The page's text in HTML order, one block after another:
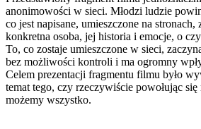
anonimowości w sieci. Młodzi ludzie
co jest napisane, umieszczone na stronach,
konkretna osoba, jej historia i emocje, o
To, co zostaje umieszczone w sieci,
bez możliwości kontroli i ma ogromny
Celem prezentacji fragmentu filmu było
temat tego, czy rzeczywiście powołując się
możemy wszystko.